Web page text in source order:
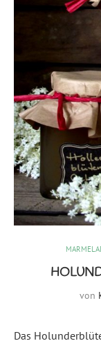
von
Das